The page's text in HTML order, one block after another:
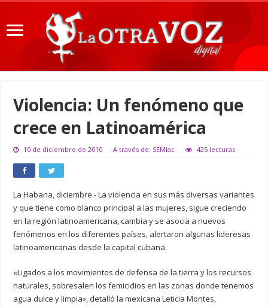
Violencia: Un fenómeno que
crece en Latinoamérica
10 de diciembre de 2010 A través de: SEMlac 425 lecturas
La Habana, diciembre.- La violencia en sus más diversas variantes
y que tiene como blanco principal a las mujeres, sigue creciendo
en la región latinoamericana, cambia y se asocia a nuevos
fenómenos en los diferentes países, alertaron algunas lideresas
latinoamericanas desde la capital cubana.
«Ligados a los movimientos de defensa de la tierra y los recursos
naturales, sobresalen los femicidios en las zonas donde tenemos
agua dulce y limpia», detalló la mexicana Leticia Montes,